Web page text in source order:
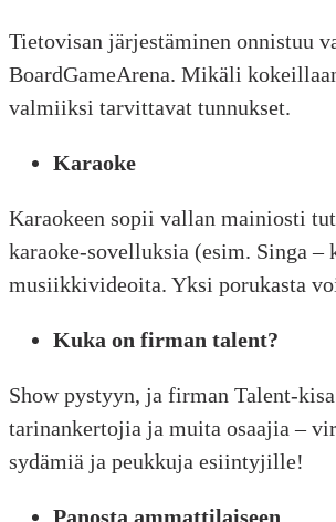
Tietovisan järjestäminen onnistuu
BoardGameArena. Mikäli
valmiiksi tarvittavat tunnukset.
Karaoke
Karaokeen sopii vallan mainiosti
karaoke-sovelluksia (esim. Singa –
musiikkivideoita. Yksi porukasta
Kuka on firman talent?
Show pystyyn, ja firman Talent-
tarinankertojia ja muita osaajia –
sydämiä ja peukkuja esiintyjille!
Panosta ammattilaiseen